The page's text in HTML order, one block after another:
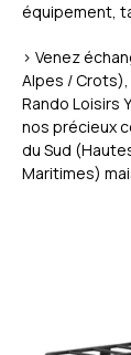
équipement,
> Venez
Alpes /
Rando Loisirs
nos précieux
du Sud
Maritimes)